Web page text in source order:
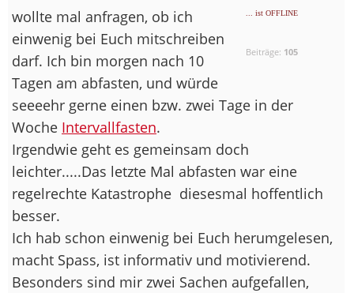
... ist OFFLINE
Beiträge: 105
wollte mal anfragen, ob ich
einwenig bei Euch mitschreiben
darf. Ich bin morgen nach 10
Tagen am abfasten, und würde
seeeehr gerne einen bzw. zwei Tage in der
Woche Intervallfasten.
Irgendwie geht es gemeinsam doch
leichter.....Das letzte Mal abfasten war eine
regelrechte Katastrophe diesesmal hoffentlich
besser.
Ich hab schon einwenig bei Euch herumgelesen,
macht Spass, ist informativ und motivierend.
Besonders sind mir zwei Sachen aufgefallen,